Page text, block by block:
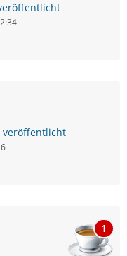
veröffentlicht
1